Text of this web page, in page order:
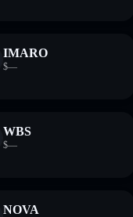
IMARO
$—
WBS
$—
NOVA